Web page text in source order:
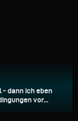
dann ich eben
vor...